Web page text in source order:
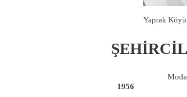
Yaprak
1956